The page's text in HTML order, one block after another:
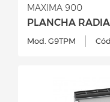
PLANCHA
MAXIMA 900
Mod. G9TPM